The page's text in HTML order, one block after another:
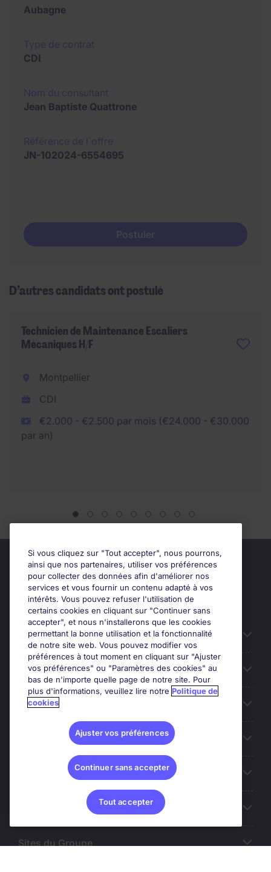
Aubagne
CDI
Jean Baptiste Quattrone
JN-102024-6554695
Postuler
D’autres candidats ont postulé
Technicien de Maintenance Escaliers
Mécaniques H/F
Montpellier
CDI
€2.000 - €2.500 par mois (€24.000 - €30.000
par an)
Candidats
Entreprises
Contact
Les avis Google
Nos offres d'emploi
Sites du Groupe
Si vous cliquez sur "Tout accepter", nous pourrons,
ainsi que nos partenaires, utiliser vos préférences
pour collecter des données afin d'améliorer nos
services et vous fournir un contenu adapté à vos
intérêts. Vous pouvez refuser l'utilisation de
certains cookies en cliquant sur "Continuer sans
accepter", et nous n'installerons que les cookies
permettant la bonne utilisation et la fonctionnalité
de notre site web. Vous pouvez modifier vos
préférences à tout moment en cliquant sur "Ajuster
vos préférences" ou "Paramètres des cookies" au
bas de n'importe quelle page de notre site. Pour
plus d'informations, veuillez lire notre Politique de
cookies
Ajuster vos préférences
Continuer sans accepter
Tout accepter